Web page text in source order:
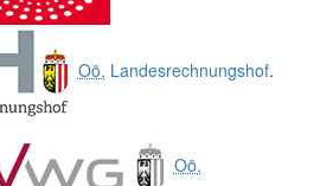
Oö. Landesrechnungshof.
Oö.